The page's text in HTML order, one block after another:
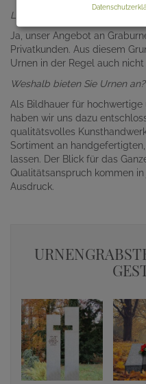
Liefern Sie auch an
Ja, unser Angebot an
Privatkunden. Aus diesem
Urnen in der Regel auch
Weshalb bieten Sie Urnen an?
Als Bildhauer für
haben wir uns dazu
qualitätsvolles
Sortiment an
lassen. Der Blick für das
Qualitätsanspruch kommen
Ausdruck.